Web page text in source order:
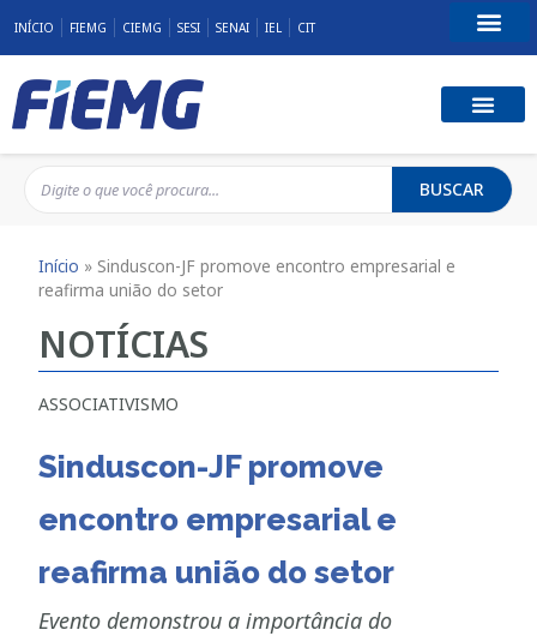
INÍCIO FIEMG CIEMG SESI SENAI IEL CIT
BUSCAR
Início » Sinduscon-JF promove encontro empresarial e
reafirma união do setor
NOTÍCIAS
ASSOCIATIVISMO
Sinduscon-JF promove
encontro empresarial e
reafirma união do setor
Evento demonstrou a importância do